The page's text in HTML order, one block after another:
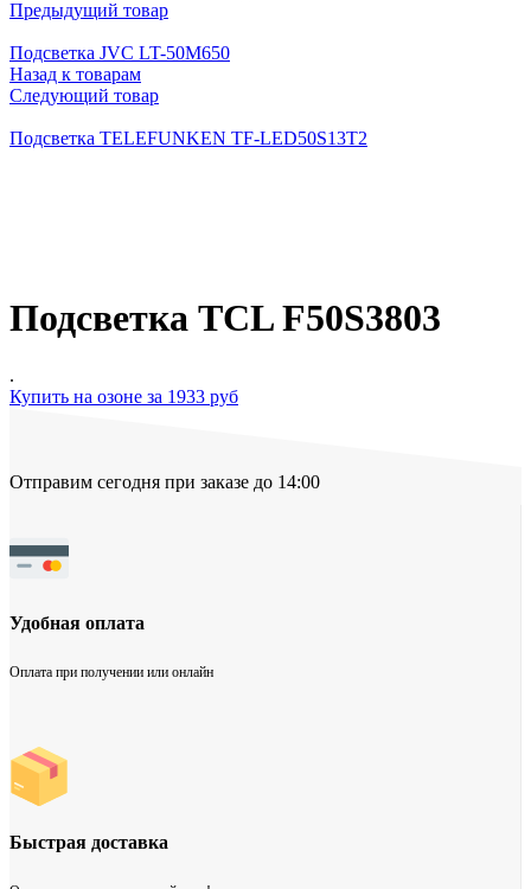
Предыдущий товар
Подсветка JVC LT-50M650
Назад к товарам
Следующий товар
Подсветка TELEFUNKEN TF-LED50S13T2
Подсветка TCL F50S3803
.
Купить на озоне за 1933 руб
Отправим сегодня при заказе до 14:00
Удобная оплата
Оплата при получении или онлайн
Быстрая доставка